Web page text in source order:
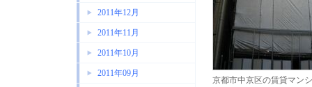
京都市中京区の賃貸マン
2011年12月
2011年11月
2011年10月
2011年09月